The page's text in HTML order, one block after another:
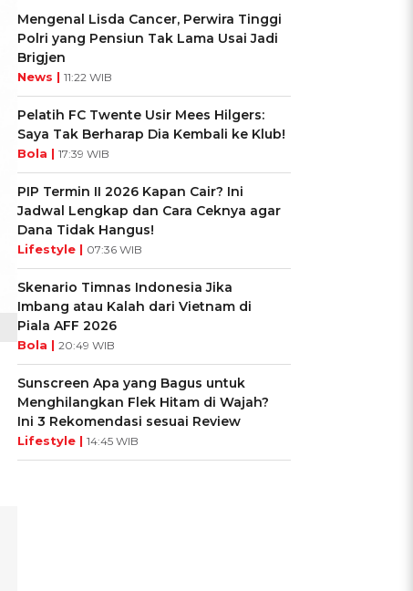
Mengenal Lisda Cancer, Perwira Tinggi
Polri yang Pensiun Tak Lama Usai Jadi
Brigjen
News | 11:22 WIB
Pelatih FC Twente Usir Mees Hilgers:
Saya Tak Berharap Dia Kembali ke Klub!
Bola | 17:39 WIB
PIP Termin II 2026 Kapan Cair? Ini
Jadwal Lengkap dan Cara Ceknya agar
Dana Tidak Hangus!
Lifestyle | 07:36 WIB
Skenario Timnas Indonesia Jika
Imbang atau Kalah dari Vietnam di
Piala AFF 2026
Bola | 20:49 WIB
Sunscreen Apa yang Bagus untuk
Menghilangkan Flek Hitam di Wajah?
Ini 3 Rekomendasi sesuai Review
Lifestyle | 14:45 WIB